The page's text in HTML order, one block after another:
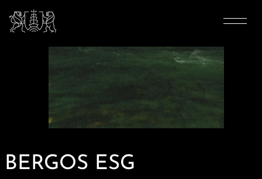
BERGOS ESG